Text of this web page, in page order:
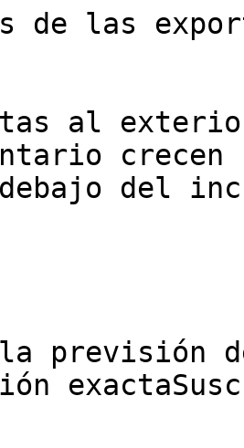
de las
al
del
la previsión